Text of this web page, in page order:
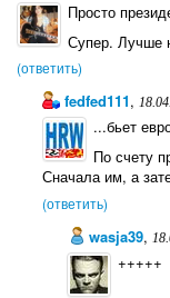
Просто
Супер. Лучше
(ответить)
fedfed111,
...бьет
По счету
Сначала им, а
(ответить)
wasja39,
+++++